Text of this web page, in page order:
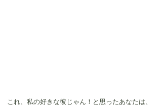
これ、私の好きな彼じゃん！と思ったあなたは、